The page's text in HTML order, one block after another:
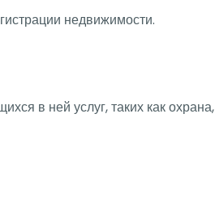
недвижимости.
в ней услуг, таких как охрана,